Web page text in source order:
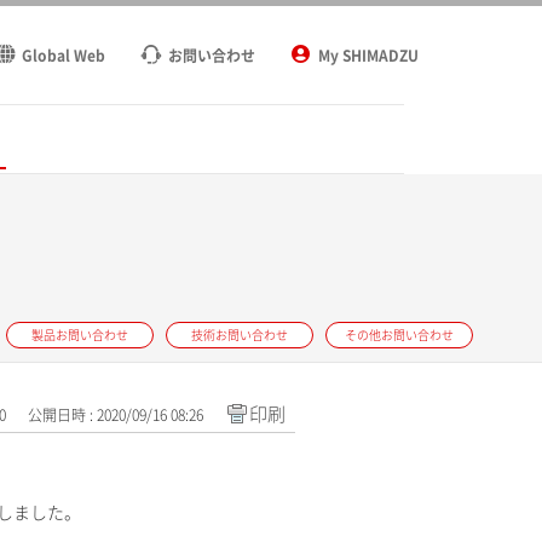
Global Web お問い合わせ My SHIMADZU
製品お問い合わせ 技術お問い合わせ その他お問い合わせ
公開日時 : 2020/09/16 08:26 印刷
ました。